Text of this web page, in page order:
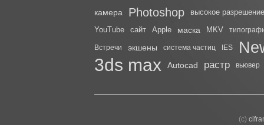
камера Photoshop
высокое разрешение
YouTube
сайт Apple маска MKV
Встречи экшены система частиц IES
3ds max Autocad растр вьювер
(с)